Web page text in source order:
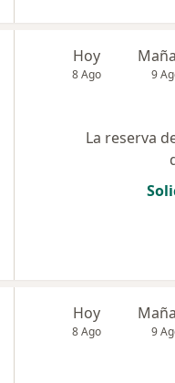
Hoy
8 Ago 9
La reserva
Hoy
8 Ago 9